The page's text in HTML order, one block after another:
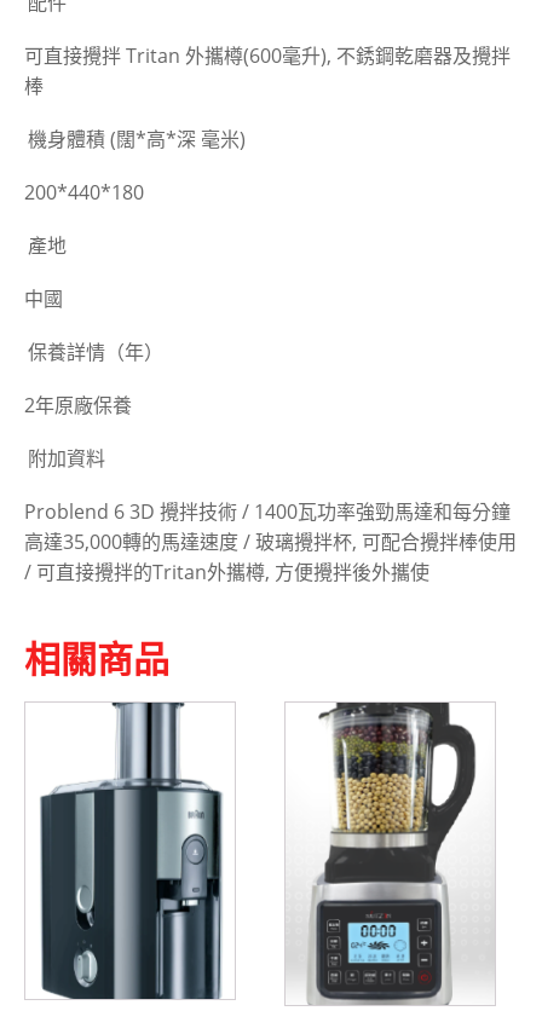
可直接攪拌 Tritan 外攜樽(600毫升), 不銹鋼乾磨器及攪拌
棒
機身體積 (闊*高*深 毫米)
200*440*180
產地
中國
保養詳情（年）
2年原廠保養
附加資料
Problend 6 3D 攪拌技術 / 1400瓦功率強勁馬達和每分鐘
高達35,000轉的馬達速度 / 玻璃攪拌杯, 可配合攪拌棒使用
/ 可直接攪拌的Tritan外攜樽, 方便攪拌後外攜使
相關商品